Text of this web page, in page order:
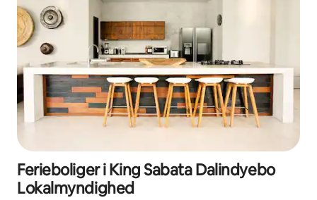
Ferieboliger i King Sabata Dalindyebo
Lokalmyndighed